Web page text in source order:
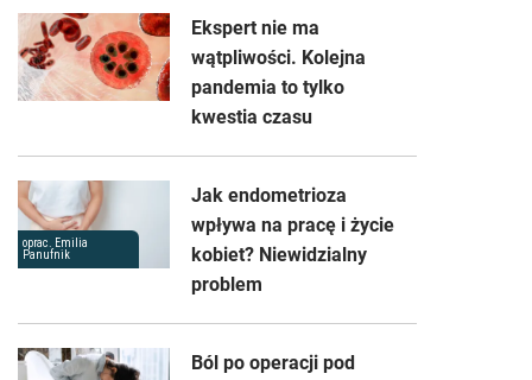
Ekspert nie ma
wątpliwości. Kolejna
pandemia to tylko
kwestia czasu
oprac. Emilia
Panufnik
Jak endometrioza
wpływa na pracę i życie
kobiet? Niewidzialny
problem
Ból po operacji pod